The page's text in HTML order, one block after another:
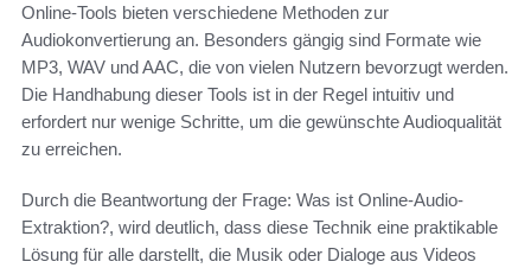
Online-Tools bieten verschiedene Methoden zur
Audiokonvertierung an. Besonders gängig sind Formate wie
MP3, WAV und AAC, die von vielen Nutzern bevorzugt werden.
Die Handhabung dieser Tools ist in der Regel intuitiv und
erfordert nur wenige Schritte, um die gewünschte Audioqualität
zu erreichen.
Durch die Beantwortung der Frage: Was ist Online-Audio-
Extraktion?, wird deutlich, dass diese Technik eine praktikable
Lösung für alle darstellt, die Musik oder Dialoge aus Videos